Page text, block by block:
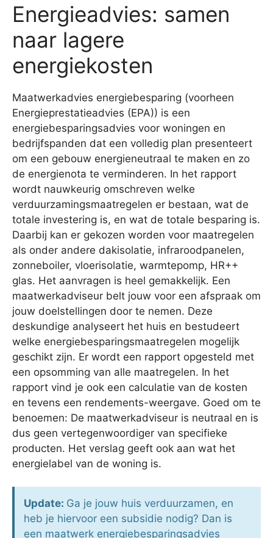
Energieadvies: samen
naar lagere
energiekosten
Maatwerkadvies energiebesparing (voorheen
Energieprestatieadvies (EPA)) is een
energiebesparingsadvies voor woningen en
bedrijfspanden dat een volledig plan presenteert
om een gebouw energieneutraal te maken en zo
de energienota te verminderen. In het rapport
wordt nauwkeurig omschreven welke
verduurzamingsmaatregelen er bestaan, wat de
totale investering is, en wat de totale besparing is.
Daarbij kan er gekozen worden voor maatregelen
als onder andere dakisolatie, infraroodpanelen,
zonneboiler, vloerisolatie, warmtepomp, HR++
glas. Het aanvragen is heel gemakkelijk. Een
maatwerkadviseur belt jouw voor een afspraak om
jouw doelstellingen door te nemen. Deze
deskundige analyseert het huis en bestudeert
welke energiebesparingsmaatregelen mogelijk
geschikt zijn. Er wordt een rapport opgesteld met
een opsomming van alle maatregelen. In het
rapport vind je ook een calculatie van de kosten
en tevens een rendements-weergave. Goed om te
benoemen: De maatwerkadviseur is neutraal en is
dus geen vertegenwoordiger van specifieke
producten. Het verslag geeft ook aan wat het
energielabel van de woning is.
Update: Ga je jouw huis verduurzamen, en
heb je hiervoor een subsidie nodig? Dan is
een maatwerk energiebesparingsadvies